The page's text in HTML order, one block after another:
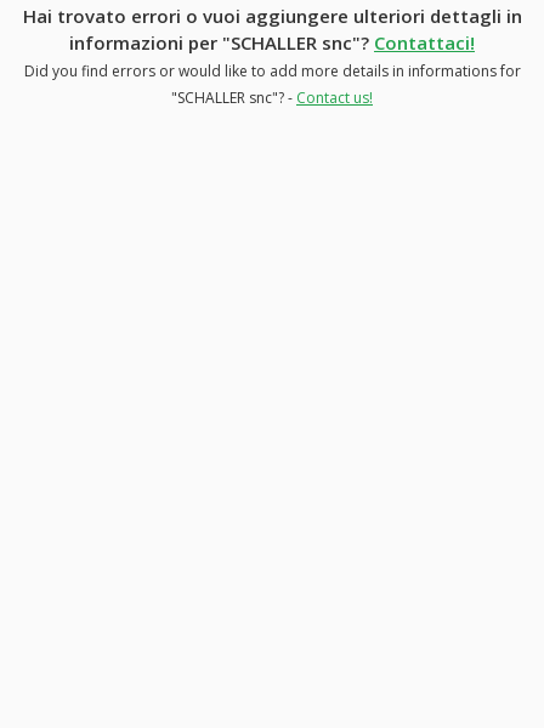
Hai trovato errori o vuoi aggiungere ulteriori dettagli in
informazioni per "SCHALLER snc"? Contattaci!
Did you find errors or would like to add more details in informations for
"SCHALLER snc"? - Contact us!